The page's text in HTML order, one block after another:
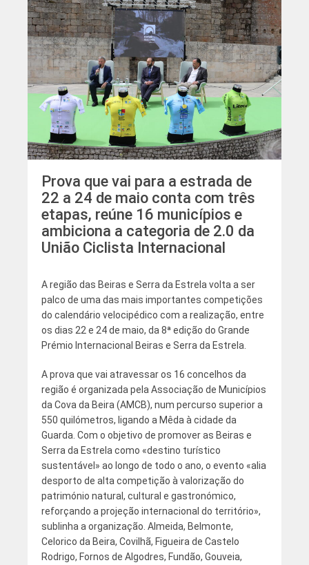
Prova que vai para a estrada de
22 a 24 de maio conta com três
etapas, reúne 16 municípios e
ambiciona a categoria de 2.0 da
União Ciclista Internacional
A região das Beiras e Serra da Estrela volta a ser
palco de uma das mais importantes competições
do calendário velocipédico com a realização, entre
os dias 22 e 24 de maio, da 8ª edição do Grande
Prémio Internacional Beiras e Serra da Estrela.
A prova que vai atravessar os 16 concelhos da
região é organizada pela Associação de Municípios
da Cova da Beira (AMCB), num percurso superior a
550 quilómetros, ligando a Mêda à cidade da
Guarda. Com o objetivo de promover as Beiras e
Serra da Estrela como «destino turístico
sustentável» ao longo de todo o ano, o evento «alia
desporto de alta competição à valorização do
património natural, cultural e gastronómico,
reforçando a projeção internacional do território»,
sublinha a organização. Almeida, Belmonte,
Celorico da Beira, Covilhã, Figueira de Castelo
Rodrigo, Fornos de Algodres, Fundão, Gouveia,